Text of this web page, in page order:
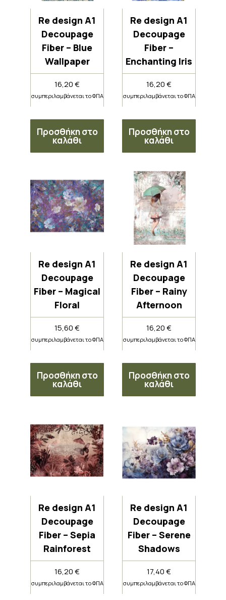
Re design A1
Decoupage
Fiber – Blue
Wallpaper
16,20€
συμπεριλαμβάνεται το ΦΠΑ
Προσθήκη στο
καλάθι
Re design A1
Decoupage
Fiber –
Enchanting Iris
16,20€
συμπεριλαμβάνεται το ΦΠΑ
Προσθήκη στο
καλάθι
Re design A1
Decoupage
Fiber – Magical
Floral
15,60€
συμπεριλαμβάνεται το ΦΠΑ
Προσθήκη στο
καλάθι
Re design A1
Decoupage
Fiber – Rainy
Afternoon
16,20€
συμπεριλαμβάνεται το ΦΠΑ
Προσθήκη στο
καλάθι
Re design A1
Decoupage
Fiber – Sepia
Rainforest
16,20€
συμπεριλαμβάνεται το ΦΠΑ
Re design A1
Decoupage
Fiber – Serene
Shadows
17,40€
συμπεριλαμβάνεται το ΦΠΑ